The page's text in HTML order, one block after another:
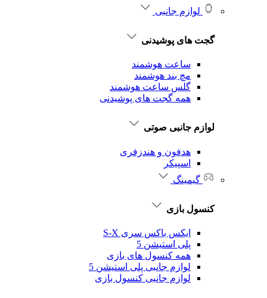
لوازم جانبی
گجت های پوشیدنی
ساعت هوشمند
مچ بند هوشمند
گلس ساعت هوشمند
همه گجت های پوشیدنی
لوازم جانبی صوتی
هدفون و هندزفری
اسپیکر
گیمینگ
کنسول بازی
ایکس باکس سری S-X
پلی استیشن 5
همه کنسول های بازی
لوازم جانبی پلی استیشن 5
لوازم جانبی کنسول بازی